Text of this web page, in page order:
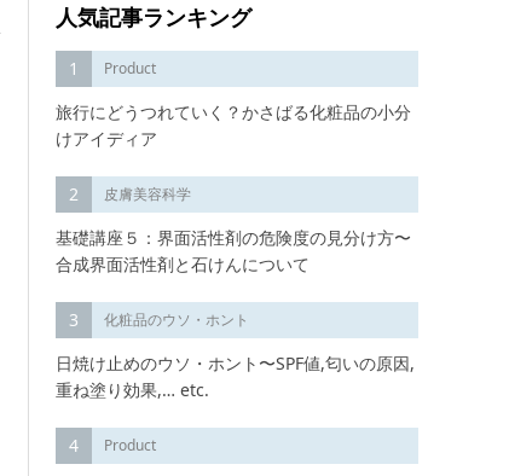
人気記事ランキング
1 Product
旅行にどうつれていく？かさばる化粧品の小分
けアイディア
2 皮膚美容科学
基礎講座５：界面活性剤の危険度の見分け方〜
合成界面活性剤と石けんについて
3 化粧品のウソ・ホント
日焼け止めのウソ・ホント〜SPF値,匂いの原因,
重ね塗り効果,… etc.
4 Product